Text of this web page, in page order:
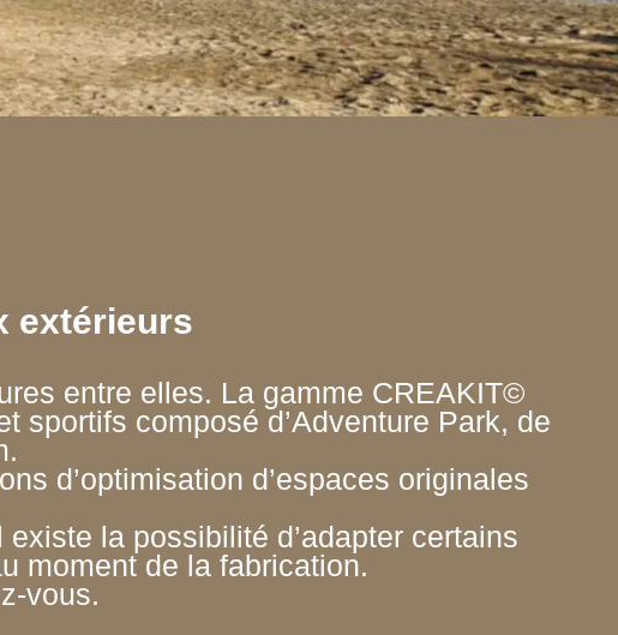
extérieurs
entre elles. La gamme CREAKIT©
sportifs composé d’Adventure Park, de
d’optimisation d’espaces originales
la possibilité d’adapter certains
moment de la fabrication.
vous.